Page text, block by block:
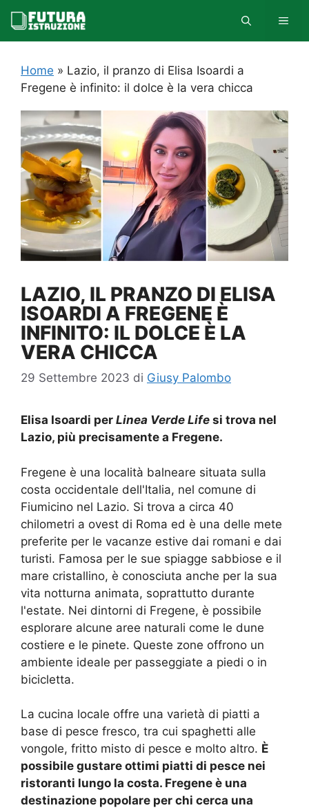
contenuto
Home » Lazio, il pranzo di Elisa Isoardi a
Fregene è infinito: il dolce è la vera chicca
LAZIO, IL PRANZO DI ELISA
ISOARDI A FREGENE È
INFINITO: IL DOLCE È LA
VERA CHICCA
29 Settembre 2023 di Giusy Palombo
Elisa Isoardi per Linea Verde Life si trova nel
Lazio, più precisamente a Fregene.
Fregene è una località balneare situata sulla
costa occidentale dell'Italia, nel comune di
Fiumicino nel Lazio. Si trova a circa 40
chilometri a ovest di Roma ed è una delle mete
preferite per le vacanze estive dai romani e dai
turisti. Famosa per le sue spiagge sabbiose e il
mare cristallino, è conosciuta anche per la sua
vita notturna animata, soprattutto durante
l'estate. Nei dintorni di Fregene, è possibile
esplorare alcune aree naturali come le dune
costiere e le pinete. Queste zone offrono un
ambiente ideale per passeggiate a piedi o in
bicicletta.
La cucina locale offre una varietà di piatti a
base di pesce fresco, tra cui spaghetti alle
vongole, fritto misto di pesce e molto altro. È
possibile gustare ottimi piatti di pesce nei
ristoranti lungo la costa. Fregene è una
destinazione popolare per chi cerca una